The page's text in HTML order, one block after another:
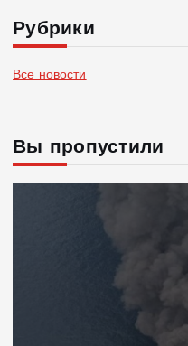
Рубрики
Все новости
Вы пропустили